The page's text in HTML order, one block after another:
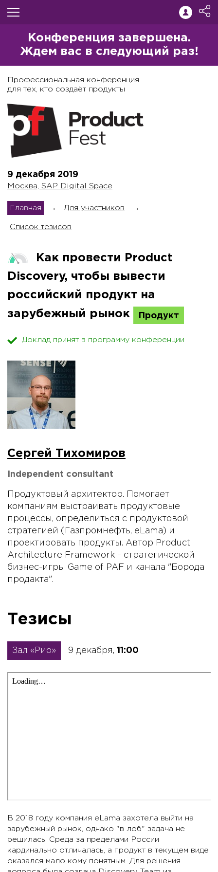
Конференция завершена.
Ждем вас в следующий раз!
Профессиональная конференция
для тех, кто создаёт продукты
9 декабря 2019
Москва, SAP Digital Space
Главная → Для участников →
Список тезисов
Как провести Product
Discovery, чтобы вывести
российский продукт на
зарубежный рынок
Продукт
Доклад принят в программу конференции
Сергей Тихомиров
Independent consultant
Продуктовый архитектор. Помогает
компаниям выстраивать продуктовые
процессы, определиться с продуктовой
стратегией (Газпромнефть, eLama) и
проектировать продукты. Автор Product
Architecture Framework - стратегической
бизнес-игры Game of PAF и канала "Борода
продакта".
Тезисы
Зал «Рио» 9 декабря, 11:00
В 2018 году компания eLama захотела выйти на
зарубежный рынок, однако "в лоб" задача не
решилась. Среда за пределами России
кардинально отличалась, а продукт в текущем виде
оказался мало кому понятным. Для решения